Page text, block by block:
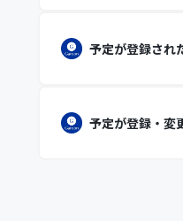
予定が登録され
予定が登録・変